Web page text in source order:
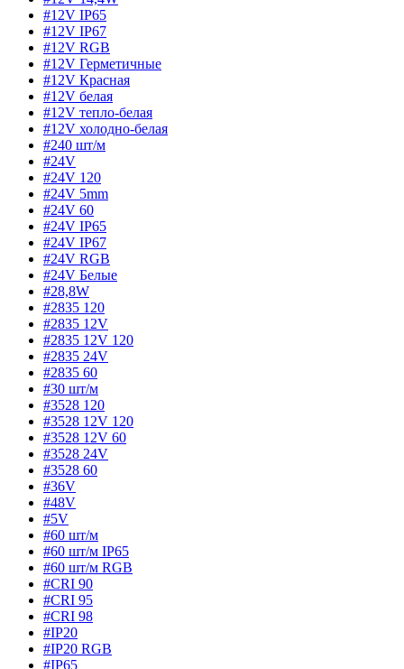
#12V IP65
#12V IP67
#12V RGB
#12V Герметичные
#12V Красная
#12V белая
#12V тепло-белая
#12V холодно-белая
#240 шт/м
#24V
#24V 120
#24V 5mm
#24V 60
#24V IP65
#24V IP67
#24V RGB
#24V Белые
#28,8W
#2835 120
#2835 12V
#2835 12V 120
#2835 24V
#2835 60
#30 шт/м
#3528 120
#3528 12V 120
#3528 12V 60
#3528 24V
#3528 60
#36V
#48V
#5V
#60 шт/м
#60 шт/м IP65
#60 шт/м RGB
#CRI 90
#CRI 95
#CRI 98
#IP20
#IP20 RGB
#IP65